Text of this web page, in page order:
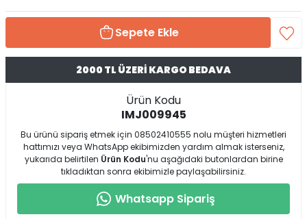
Sepete Ekle
2000 TL ÜZERİ KARGO BEDAVA
Ürün Kodu
IMJ009945
Bu ürünü sipariş etmek için 08502410555 nolu müşteri hizmetleri
hattımızı veya WhatsApp ekibimizden yardım almak isterseniz,
yukarıda belirtilen Ürün Kodu'nu aşağıdaki butonlardan birine
tıkladıktan sonra ekibimizle paylaşabilirsiniz.
Whatsapp Sipariş